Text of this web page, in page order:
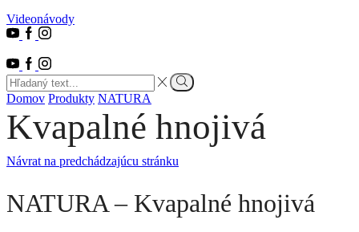
Videonávody
Youtube
Facebook
Instagram
Youtube
Facebook
Instagram
Search
input
Vyhľadať
Domov Produkty NATURA
Kvapalné hnojivá
Návrat na predchádzajúcu stránku
NATURA – Kvapalné hnojivá